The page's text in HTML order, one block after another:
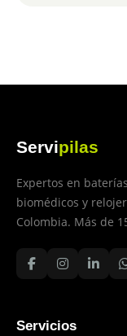
Servipilas
Expertos en
biomédicos y
Colombia. Más de
Servicios